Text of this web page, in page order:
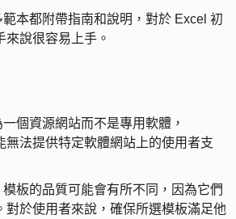
本都附帶指南和說明，對於 Excel 初
說很容易上手。
個資源網站而不是專用軟體，
無法提供特定軟體網站上的使用者支
板的品質可能會有所不同，因為它們
對於使用者來說，確保所選模板滿足他